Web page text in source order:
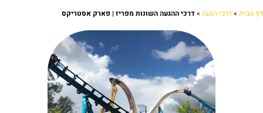
דף הבית »דרכי הגעה »דרכי ההגעה השונות מפריז | פארק אסטריקס